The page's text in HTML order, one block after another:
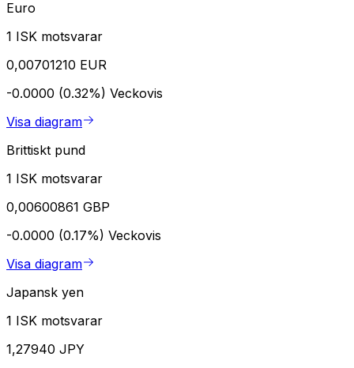
Euro
1 ISK motsvarar
0,00701210 EUR
-0.0000 (0.32%) Veckovis
Visa diagram
Brittiskt pund
1 ISK motsvarar
0,00600861 GBP
-0.0000 (0.17%) Veckovis
Visa diagram
Japansk yen
1 ISK motsvarar
1,27940 JPY